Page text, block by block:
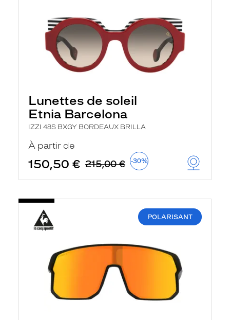
Lunettes de soleil
Etnia Barcelona
IZZI 48S BXGY BORDEAUX BRILLA
À partir de
150,50 € 215,00 € -30%
POLARISANT